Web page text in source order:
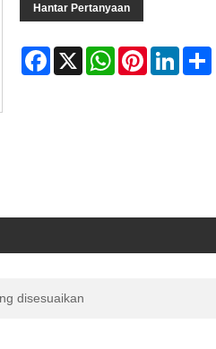
Hantar Pertanyaan
Facebook WhatsAppPinterestLinkedIn
disesuaikan